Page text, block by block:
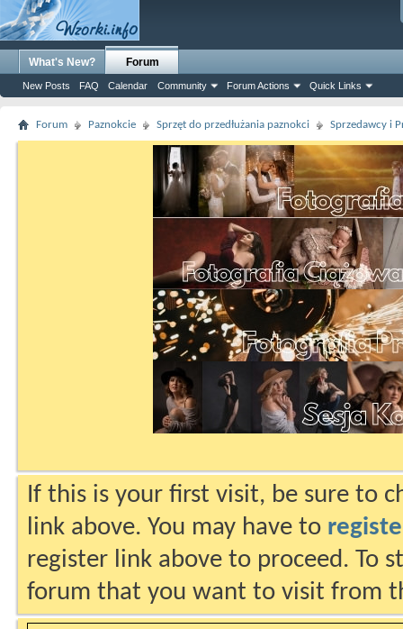
What's New? Forum
New Posts FAQ Calendar Community Forum Actions Quick Links
Forum Paznokcie Sprzęt do przedłużania paznokci Sprzedawcy i
If this is your first visit, be sure to
link above. You may have to
register link above to proceed. To
forum that you want to visit from